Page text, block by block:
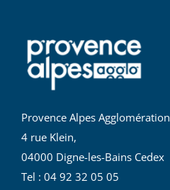
Provence Alpes Agglomération
4 rue Klein,
04000 Digne-les-Bains Cedex
Tel : 04 92 32 05 05